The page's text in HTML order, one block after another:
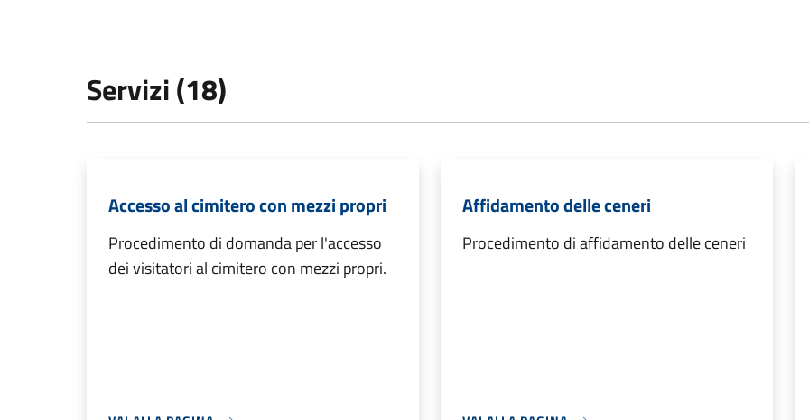
Servizi (18)
Accesso al cimitero con mezzi propri
Procedimento di domanda per l'accesso
dei visitatori al cimitero con mezzi propri.
Affidamento delle ceneri
Procedimento di affidamento delle ceneri